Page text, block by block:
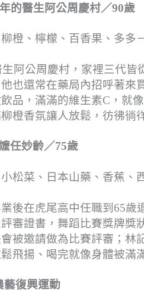
的醫生阿公周慶村／90歲
橙、檸檬、百香果、多多
阿公周慶村，家裡三代
也還常在藥局內招呼著來
品，滿滿的維生素C，就
橙香氛讓人放鬆，彷彿徜
任妙齡／75歲
小松菜、日本山藥、香蕉
後在虎尾高中任職到65
審證書，舞蹈比賽獎牌
被邀請做為比賽評審；
飛揚、喝完就像身體被滿
復興運動